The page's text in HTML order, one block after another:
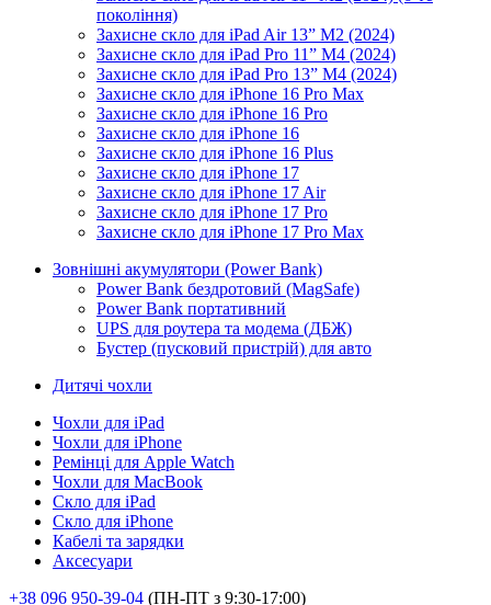
покоління)
Захисне скло для iPad Air 13” M2 (2024)
Захисне скло для iPad Pro 11” M4 (2024)
Захисне скло для iPad Pro 13” M4 (2024)
Захисне скло для iPhone 16 Pro Max
Захисне скло для iPhone 16 Pro
Захисне скло для iPhone 16
Захисне скло для iPhone 16 Plus
Захисне скло для iPhone 17
Захисне скло для iPhone 17 Air
Захисне скло для iPhone 17 Pro
Захисне скло для iPhone 17 Pro Max
Зовнішні акумулятори (Power Bank)
Power Bank бездротовий (MagSafe)
Power Bank портативний
UPS для роутера та модема (ДБЖ)
Бустер (пусковий пристрій) для авто
Дитячі чохли
Чохли для iPad
Чохли для iPhone
Ремінці для Apple Watch
Чохли для MacBook
Скло для iPad
Скло для iPhone
Кабелі та зарядки
Аксесуари
+38 096 950-39-04 (ПН-ПТ з 9:30-17:00)